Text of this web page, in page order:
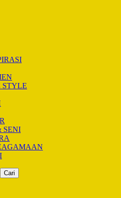
STYLE
SENI